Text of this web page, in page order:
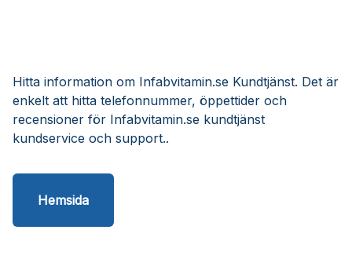
Hitta information om Infabvitamin.se Kundtjänst. Det är
enkelt att hitta telefonnummer, öppettider och
recensioner för Infabvitamin.se kundtjänst
kundservice och support..
Hemsida